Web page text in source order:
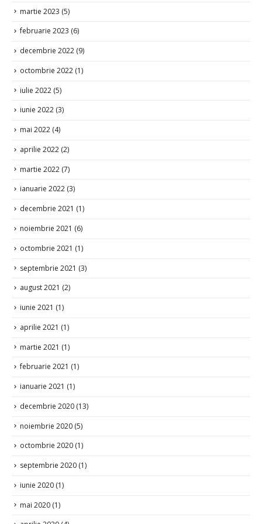
martie 2023 (5)
februarie 2023 (6)
decembrie 2022 (9)
octombrie 2022 (1)
iulie 2022 (5)
iunie 2022 (3)
mai 2022 (4)
aprilie 2022 (2)
martie 2022 (7)
ianuarie 2022 (3)
decembrie 2021 (1)
noiembrie 2021 (6)
octombrie 2021 (1)
septembrie 2021 (3)
august 2021 (2)
iunie 2021 (1)
aprilie 2021 (1)
martie 2021 (1)
februarie 2021 (1)
ianuarie 2021 (1)
decembrie 2020 (13)
noiembrie 2020 (5)
octombrie 2020 (1)
septembrie 2020 (1)
iunie 2020 (1)
mai 2020 (1)